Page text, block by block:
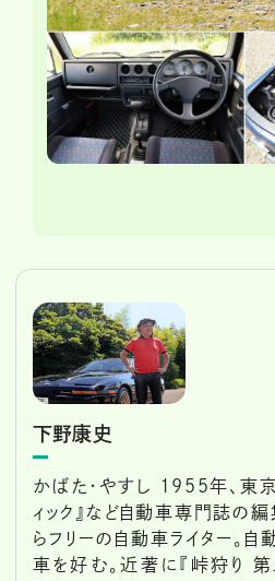
下野康史
かばた・やすし 1955年、東京
ィック』など自動車専門誌の
らフリーの自動車ライター。
車を好む。近著に『峠狩り 第